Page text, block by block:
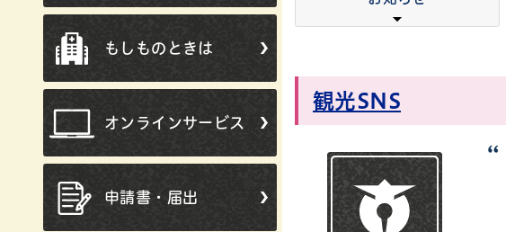
もしものときは
オンラインサービス
申請書・届出
観光SNS